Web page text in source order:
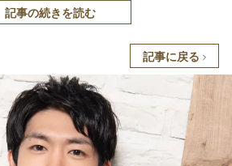
記事の続きを読む
記事に戻る